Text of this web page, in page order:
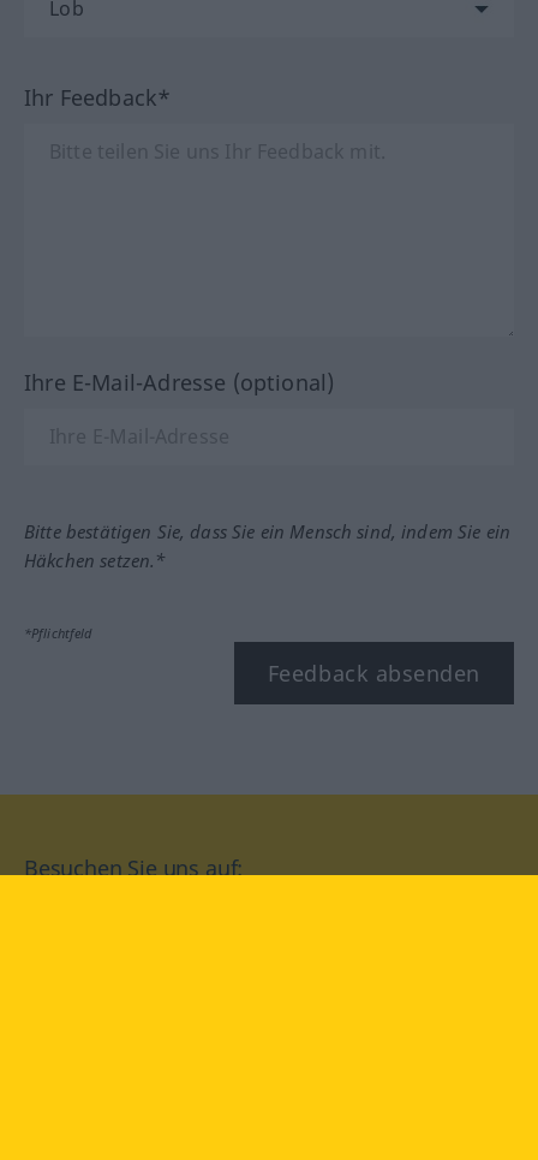
Ihr Feedback*
Ihre E-Mail-Adresse (optional)
Bitte bestätigen Sie, dass Sie ein Mensch sind, indem Sie ein
Häkchen setzen.*
*Pflichtfeld
Feedback absenden
Besuchen Sie uns auf: